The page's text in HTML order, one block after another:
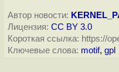
Автор новости:
Лицензия: CC BY 3.0
Короткая ссылка: https://
Ключевые слова: motif, gpl